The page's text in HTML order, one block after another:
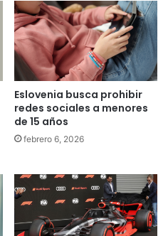
Eslovenia busca prohibir
redes sociales a menores
de 15 años
febrero 6, 2026